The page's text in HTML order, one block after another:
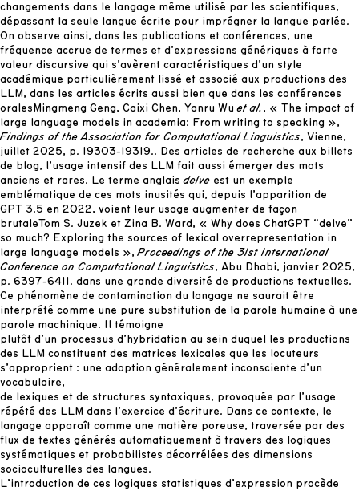
changements dans le langage même utilisé par les scientifiques,
dépassant la seule langue écrite pour imprégner la langue parlée.
On observe ainsi, dans les publications et conférences, une
fréquence accrue de termes et d’expressions génériques à forte
valeur discursive qui s’avèrent caractéristiques d’un style
académique particulièrement lissé et associé aux productions des
LLM, dans les articles écrits aussi bien que dans les conférences
oralesMingmeng Geng, Caixi Chen, Yanru Wuet al. , « The impact of
large language models in academia: From writing to speaking »,
Findings of the Association for Computational Linguistics, Vienne,
juillet 2025, p. 19303-19319.. Des articles de recherche aux billets
de blog, l’usage intensif des LLM fait aussi émerger des mots
anciens et rares. Le terme anglaisdelve est un exemple
emblématique de ces mots inusités qui, depuis l’apparition de
GPT 3.5 en 2022, voient leur usage augmenter de façon
brutaleTom S. Juzek et Zina B. Ward, « Why does ChatGPT “delve”
so much? Exploring the sources of lexical overrepresentation in
large language models »,Proceedings of the 31st International
Conference on Computational Linguistics, Abu Dhabi, janvier 2025,
p. 6397-6411. dans une grande diversité de productions textuelles.
Ce phénomène de contamination du langage ne saurait être
interprété comme une pure substitution de la parole humaine à une
parole machinique. Il témoigne
plutôt d’un processus d’hybridation au sein duquel les productions
des LLM constituent des matrices lexicales que les locuteurs
s’approprient : une adoption généralement inconsciente d’un
vocabulaire,
de lexiques et de structures syntaxiques, provoquée par l’usage
répété des LLM dans l’exercice d’écriture. Dans ce contexte, le
langage apparaît comme une matière poreuse, traversée par des
flux de textes générés automatiquement à travers des logiques
systématiques et probabilistes décorrélées des dimensions
socioculturelles des langues.
L’introduction de ces logiques statistiques d’expression procède